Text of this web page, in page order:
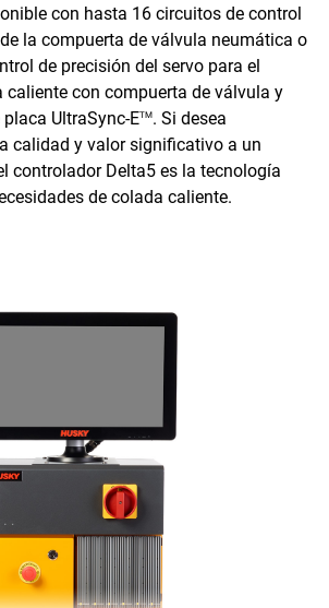
con hasta 16 circuitos de control
la compuerta de válvula neumática o
de precisión del servo para el
caliente con compuerta de válvula y
UltraSync-ETM. Si desea
calidad y valor significativo a un
controlador Delta5 es la tecnología
de colada caliente.